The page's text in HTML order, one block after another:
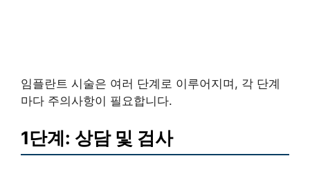
임플란트 시술은 여러 단계로 이루어지며, 각 단계
마다 주의사항이 필요합니다.
1단계: 상담 및 검사